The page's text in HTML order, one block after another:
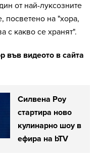
от най-луксозните
посветено на "хора,
с какво се хранят".
във видеото в сайта
Силвена Роу
стартира ново
кулинарно шоу в
ефира на bTV